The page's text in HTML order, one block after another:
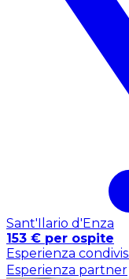
Sant'Ilario d'Enza
153 € per ospite
Esperienza
Esperienza partner